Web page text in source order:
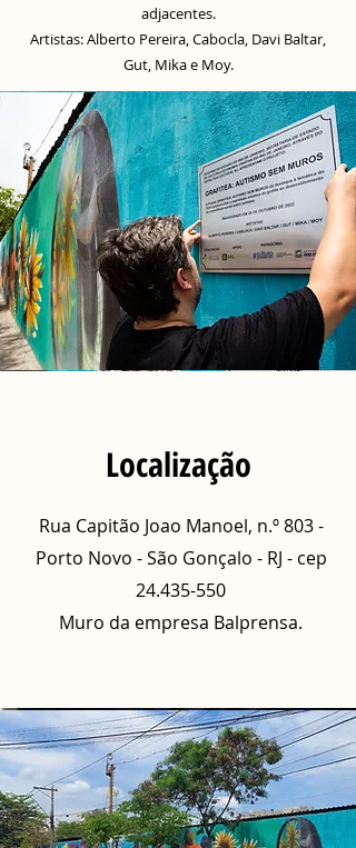
adjacentes.
Artistas: Alberto Pereira, Cabocla, Davi Baltar,
Gut, Mika e Moy.
Localização
Rua Capitão Joao Manoel, n.º 803 -
Porto Novo - São Gonçalo - RJ - cep
24.435-550
Muro da empresa Balprensa.